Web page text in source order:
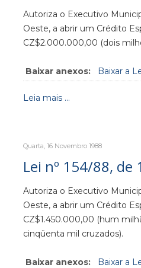
Autoriza o Executivo
Oeste, a abrir um Crédito
CZ$2.000.000,00 (dois
Baixar anexos: Baixar a
Leia mais ...
Quarta, 16 Novembro 1988
Lei nº 154/88, de
Autoriza o Executivo
Oeste, a abrir um Crédito
CZ$1.450.000,00 (hum
cinqüenta mil cruzados).
Baixar anexos: Baixar a